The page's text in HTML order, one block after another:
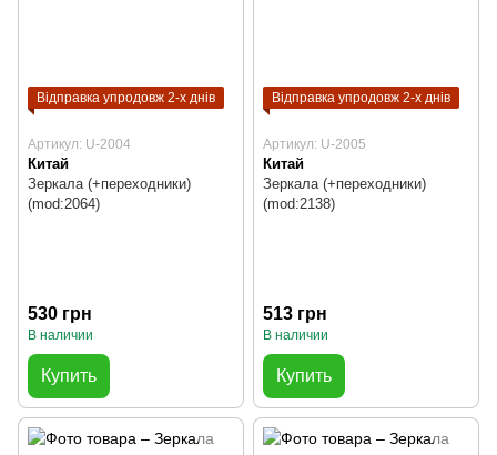
Відправка упродовж 2-х днів
Артикул: U-2004
Китай
Зеркала (+переходники)
(mod:2064)
530 грн
В наличии
Купить
Відправка упродовж 2-х днів
Артикул: U-2005
Китай
Зеркала (+переходники)
(mod:2138)
513 грн
В наличии
Купить